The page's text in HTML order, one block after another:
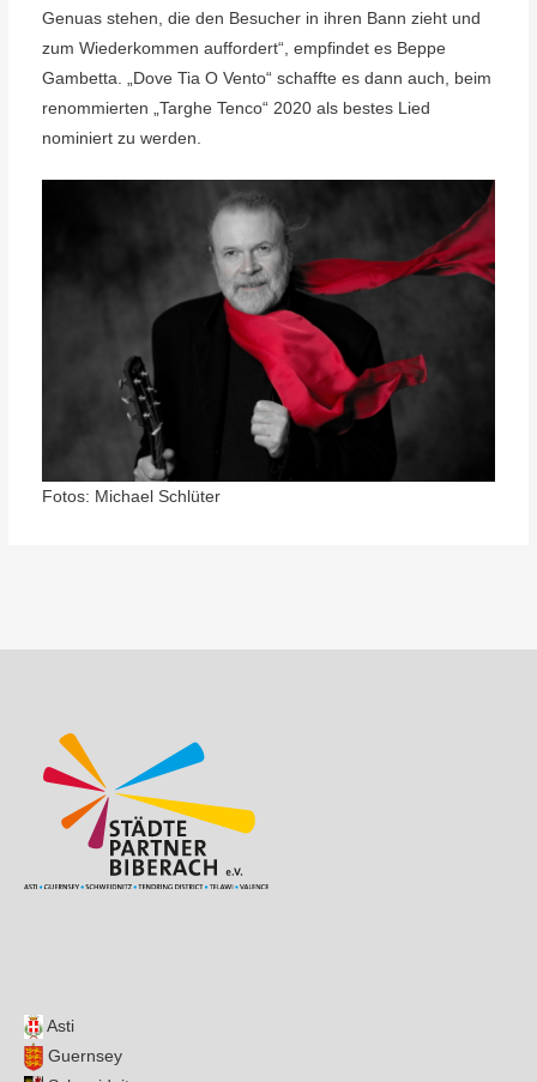
Genuas stehen, die den Besucher in ihren Bann zieht und
zum Wiederkommen auffordert“, empfindet es Beppe
Gambetta. „Dove Tia O Vento“ schaffte es dann auch, beim
renommierten „Targhe Tenco“ 2020 als bestes Lied
nominiert zu werden.
Fotos: Michael Schlüter
Asti
Guernsey